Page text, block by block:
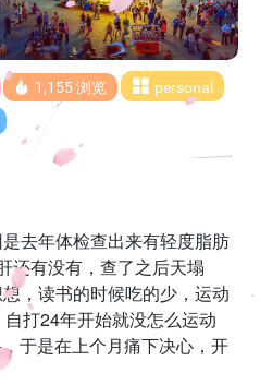
1,155 浏览
personal
去年体检查出来有轻度脂肪
还有没有，查了之后天塌
，读书的时候吃的少，运动
打24年开始就没怎么运动
于是在上个月痛下决心，开